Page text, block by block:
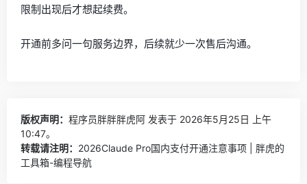
限制出现后才想起续费。
开通前多问一句服务边界，后续就少一次售后沟通。
版权声明： 程序员胖胖胖虎阿 发表于 2026年5月25日 上午
10:47。
转载请注明： 2026Claude Pro国内支付开通注意事项 | 胖虎的
工具箱-编程导航